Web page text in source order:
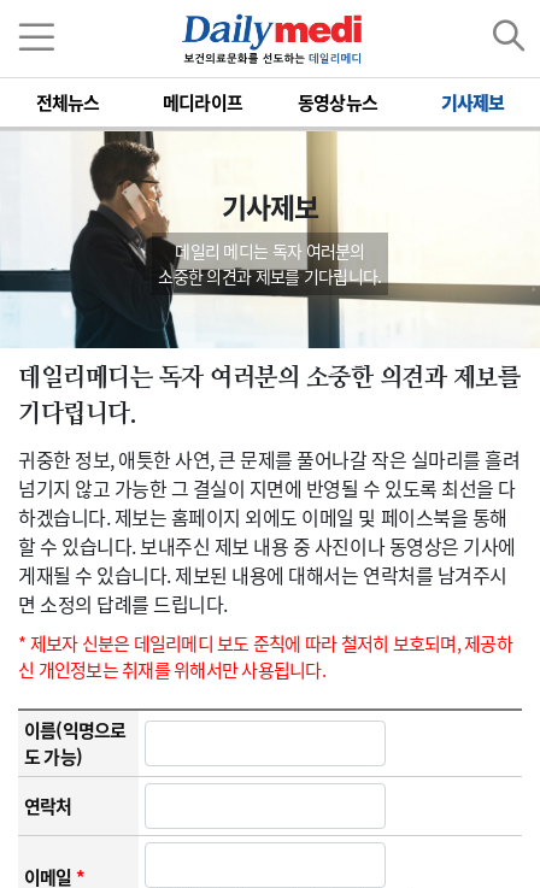
전체뉴스 메디라이프 동영상뉴스 기사제보
기사제보
데일리 메디는 독자 여러분의
소중한 의견과 제보를 기다립니다.
데일리메디는 독자 여러분의 소중한 의견과 제보를
기다립니다.
귀중한 정보, 애틋한 사연, 큰 문제를 풀어나갈 작은 실마리를 흘려
넘기지 않고 가능한 그 결실이 지면에 반영될 수 있도록 최선을 다
하겠습니다. 제보는 홈페이지 외에도 이메일 및 페이스북을 통해
할 수 있습니다. 보내주신 제보 내용 중 사진이나 동영상은 기사에
게재될 수 있습니다. 제보된 내용에 대해서는 연락처를 남겨주시
면 소정의 답례를 드립니다.
* 제보자 신분은 데일리메디 보도 준칙에 따라 철저히 보호되며, 제공하
신 개인정보는 취재를 위해서만 사용됩니다.
이름(익명으로
도 가능)
연락처
이메일*